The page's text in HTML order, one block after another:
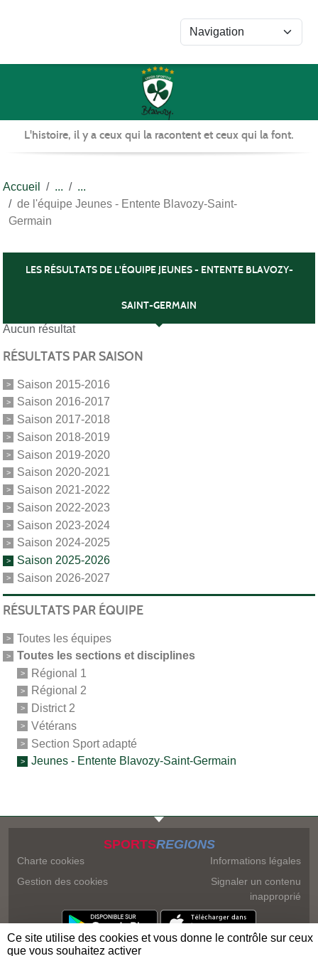
L'histoire, il y a ceux qui la racontent et ceux qui la font.
Accueil
de l'équipe Jeunes - Entente Blavozy-Saint-
Germain
LES RÉSULTATS DE L'ÉQUIPE JEUNES - ENTENTE BLAVOZY-
SAINT-GERMAIN
Aucun résultat
RÉSULTATS PAR SAISON
Saison 2015-2016
Saison 2016-2017
Saison 2017-2018
Saison 2018-2019
Saison 2019-2020
Saison 2020-2021
Saison 2021-2022
Saison 2022-2023
Saison 2023-2024
Saison 2024-2025
Saison 2025-2026
Saison 2026-2027
RÉSULTATS PAR ÉQUIPE
Toutes les équipes
Toutes les sections et disciplines
Régional 1
Régional 2
District 2
Vétérans
Section Sport adapté
Jeunes - Entente Blavozy-Saint-Germain
SPORTSREGIONS
Charte cookies
Gestion des cookies
Informations légales
Signaler un contenu
inapproprié
Ce site utilise des cookies et vous donne le contrôle sur ceux
que vous souhaitez activer